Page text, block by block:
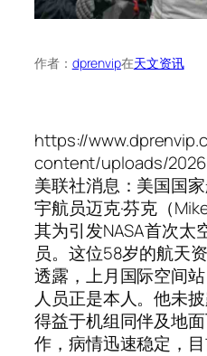
作者： dprenvip在天文资讯
https://
content/uploads/
美联社消息：美国国家
宇航员迈克·芬克（
其为引发NASA首次太
员。这位58岁的航天
透露，上月国际空间
人员正是本人。他未
得益于机组同伴及地
作，病情迅速稳定，目